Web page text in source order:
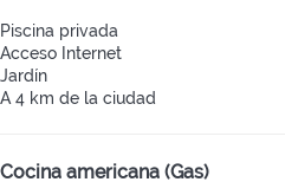
Piscina privada
Acceso Internet
Jardín
A 4 km de la ciudad
Cocina americana (Gas)